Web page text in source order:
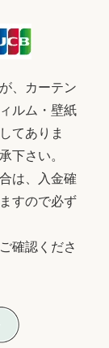
、カーテン
ルム・壁紙
てありま
下さい。
は、入金確
すので必ず
確認くださ